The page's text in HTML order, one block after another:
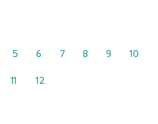
5 6 7 8 9 10
11 12